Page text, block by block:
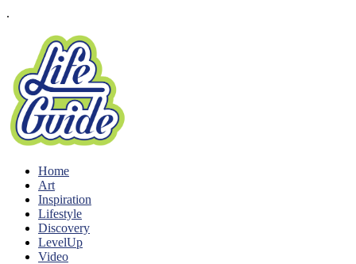
.
Home
Art
Inspiration
Lifestyle
Discovery
LevelUp
Video